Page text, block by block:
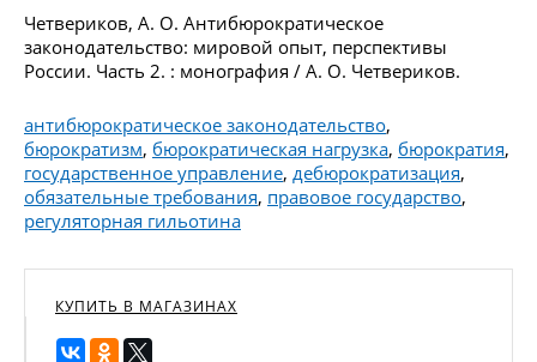
Четвериков, А. О. Антибюрократическое
законодательство: мировой опыт, перспективы
России. Часть 2. : монография / А. О. Четвериков.
антибюрократическое законодательство,
бюрократизм, бюрократическая нагрузка, бюрократия,
государственное управление, дебюрократизация,
обязательные требования, правовое государство,
регуляторная гильотина
КУПИТЬ В МАГАЗИНАХ